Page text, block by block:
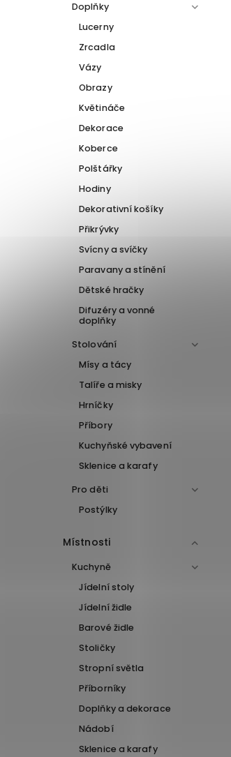
Doplňky
Lucerny
Zrcadla
Vázy
Obrazy
Květináče
Dekorace
Koberce
Polštářky
Hodiny
Dekorativní košíky
Přikrývky
Svícny a svíčky
Paravany a stínění
Dětské hračky
Difuzéry a vonné
doplňky
Stolování
Mísy a tácy
Talíře a misky
Hrníčky
Příbory
Kuchyňské vybavení
Sklenice a karafy
Pro děti
Postýlky
Místnosti
Kuchyně
Jídelní stoly
Jídelní židle
Barové židle
Stoličky
Stropní světla
Příborníky
Doplňky a dekorace
Nádobí
Sklenice a karafy